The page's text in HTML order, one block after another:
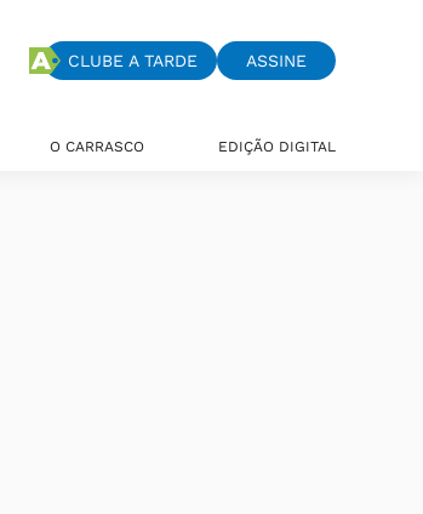
CLUBE A TARDE ASSINE
O CARRASCO EDIÇÃO DIGITAL